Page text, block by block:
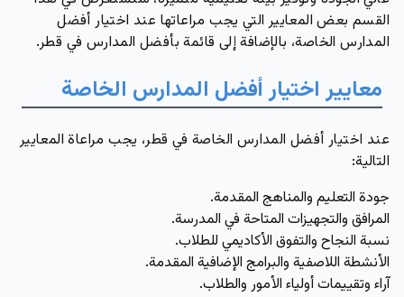
القسم بعض المعايير التي يجب مراعاتها عند اختيار أفضل
المدارس الخاصة، بالإضافة إلى قائمة بأفضل المدارس في قطر.
معايير اختيار أفضل المدارس الخاصة
عند اختيار أفضل المدارس الخاصة في قطر، يجب مراعاة المعايير
التالية:
جودة التعليم والمناهج المقدمة.
المرافق والتجهيزات المتاحة في المدرسة.
نسبة النجاح والتفوق الأكاديمي للطلاب.
الأنشطة اللاصفية والبرامج الإضافية المقدمة.
آراء وتقييمات أولياء الأمور والطلاب.